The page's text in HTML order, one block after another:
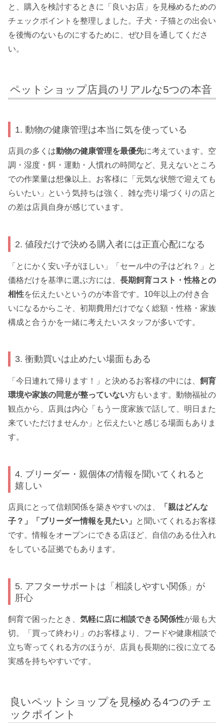
と、購入を検討するときに「良いお店」を見極めるための
チェックポイントを整理しました。子犬・子猫との出会い
を後悔のないものにするために、ぜひ目を通してくださ
い。
ペットショップ店員のリアルな5つの本音
1. 動物の健康管理は本当に気を使っている
店員の多くは動物の健康管理を最優先に考えています。空
調・湿度・餌・運動・人慣れの時間など、見えないところ
での作業量は想像以上。お客様に「元気な状態で迎えても
らいたい」という気持ちは強く、雑な売り場づくりの店と
の差は店員自身が感じています。
2. 値段だけで決める購入者には正直心配になる
「とにかく安い子がほしい」「セール中の子はどれ？」と
価格だけを基準に選ぶ方には、 長期飼育コスト・性格との
相性を伝えたいというのが本音です。10年以上の付き合
いになるからこそ、初期費用だけでなく総額・性格・家族
構成と合うかを一緒に考えたいスタッフが多いです。
3. 衝動買いは止めたい場面もある
「今日連れて帰ります！」と決めるお客様の中には、 飼育
環境や家族の同意が整っていない方もいます。動物福祉の
観点から、店員は内心「もう一度家族で話して、明日また
来ていただけませんか」と伝えたいと感じる場面もありま
す。
4. ブリーダー・親個体の情報を聞いてくれると
嬉しい
店員にとって信頼関係を築きやすいのは、
「親はどんな
子？」「ブリーダー情報を見たい」
と聞いてくれるお客様
です。情報をオープンにできる店ほど、自信のある仕入れ
をしている証拠でもあります。
5. アフターサポートは「相談しやすい関係」が
肝心
飼育で困ったとき、 気軽に店に相談できる関係性が最も大
切。「買って終わり」のお客様より、フードや健康相談で
立ち寄ってくれる方のほうが、店員も長期的に役に立てる
実感を持ちやすいです。
良いペットショップを見極める4つのチェ
ックポイント